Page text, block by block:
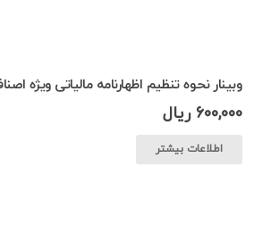
وبینار نحوه تنظیم اظهارنامه مالیاتی ویژه
600,000 ریال
اطلاعات بیشتر